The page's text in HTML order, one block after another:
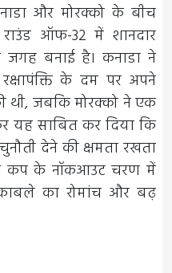
और मोरक्को के बीच
ऑफ-32 में शानदार
जगह बनाई है। कनाडा ने
के दम पर अपने
जबकि मोरक्को ने एक
यह साबित कर दिया कि
देने की क्षमता रखता
कप के नॉकआउट चरण में
का रोमांच और बढ़